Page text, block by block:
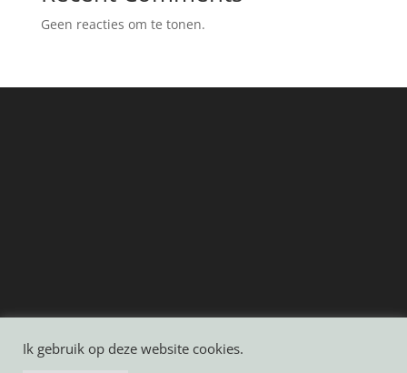
Geen reacties om te tonen.
Ik gebruik op deze website cookies.